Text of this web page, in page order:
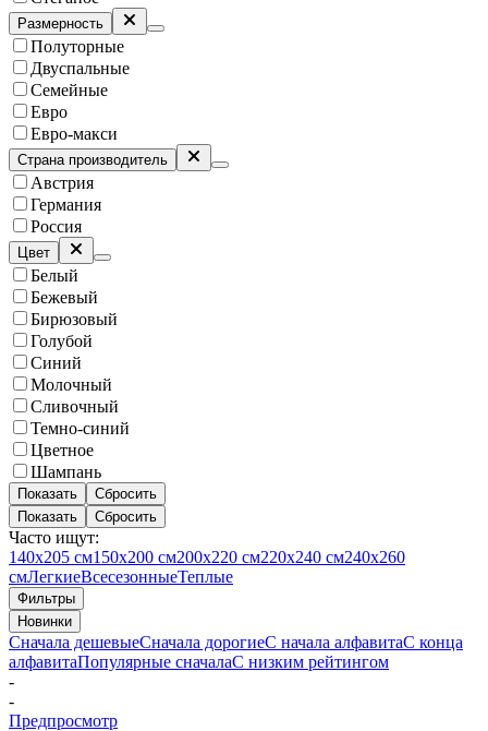
Размерность
Полуторные
Двуспальные
Семейные
Евро
Евро-макси
Страна производитель
Австрия
Германия
Россия
Цвет
Белый
Бежевый
Бирюзовый
Голубой
Синий
Молочный
Сливочный
Темно-синий
Цветное
Шампань
Показать
Сбросить
Показать
Сбросить
Часто ищут:
140х205 см150х200 см200х220 см220х240 см240х260
смЛегкиеВсесезонныеТеплые
Фильтры
Новинки
Сначала дешевыеСначала дорогиеС начала алфавитаС конца
алфавитаПопулярные сначалаС низким рейтингом
-
-
Предпросмотр